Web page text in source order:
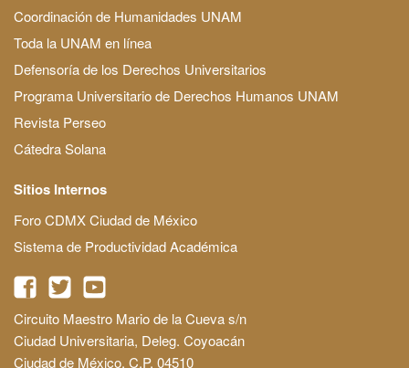
Coordinación de Humanidades UNAM
Toda la UNAM en línea
Defensoría de los Derechos Universitarios
Programa Universitario de Derechos Humanos UNAM
Revista Perseo
Cátedra Solana
Sitios Internos
Foro CDMX Ciudad de México
Sistema de Productividad Académica
Circuito Maestro Mario de la Cueva s/n
Ciudad Universitaria, Deleg. Coyoacán
Ciudad de México, C.P. 04510